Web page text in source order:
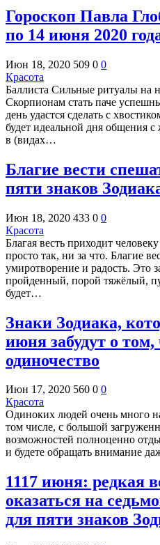
Гороскоп Павла
по 14 июня 2020
Июн 18, 2020 509 0 0
Красота
Баллиста Сильные ритуалы на
Скорпионам стать паче
день удастся сделать с
будет идеальной дня общения
в (видах…
Благие вести
пяти знаков
Июн 18, 2020 433 0 0
Красота
Благая весть приходит
просто так, ни за что. Благие
умиротворение и радость. Это
пройденный, порой тяжёлый,
будет…
Знаки Зодиака,
июня забудут о том,
одиночество
Июн 17, 2020 560 0 0
Красота
Одиноких людей очень много
том числе, с большой
возможностей полноценно
и будете обращать внимание
1117 июня: редкая
оказаться на
для пяти знаков